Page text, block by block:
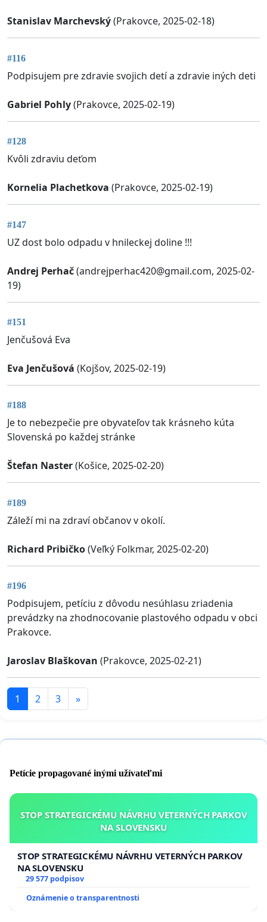
Stanislav Marchevský(Prakovce, 2025-02-18)
#116
Podpisujem pre zdravie svojich detí a zdravie iných deti
Gabriel Pohly(Prakovce, 2025-02-19)
#128
Kvôli zdraviu deťom
Kornelia Plachetkova (Prakovce, 2025-02-19)
#147
UZ dost bolo odpadu v hnileckej doline !!!
Andrej Perhač(andrejperhac420@gmail.com, 2025-02-
19)
#151
Jenčušová Eva
Eva Jenčušová (Kojšov, 2025-02-19)
#188
Je to nebezpečie pre obyvateľov tak krásneho kúta
Slovenská po každej stránke
Štefan Naster(Košice, 2025-02-20)
#189
Záleží mi na zdraví občanov v okolí.
Richard Pribičko(Veľký Folkmar, 2025-02-20)
#196
Podpisujem, petíciu z dôvodu nesúhlasu zriadenia
prevádzky na zhodnocovanie plastového odpadu v obci
Prakovce.
Jaroslav Blaškovan (Prakovce, 2025-02-21)
1 2 3 »
Petície propagované inými užívateľmi
STOP STRATEGICKÉMU NÁVRHU VETERNÝCH PARKOV
NA SLOVENSKU
STOP STRATEGICKÉMU NÁVRHU VETERNÝCH PARKOV
NA SLOVENSKU
29 577 podpisov
Oznámenie o transparentnosti